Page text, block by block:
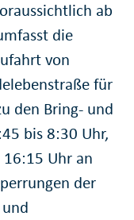
ab
die
von
für
den Bring- und
bis 8:30 Uhr,
Uhr an
der